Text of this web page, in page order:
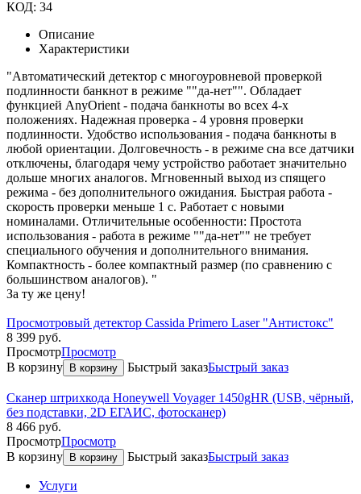
КОД: 34
Описание
Характеристики
"Автоматический детектор с многоуровневой проверкой
подлинности банкнот в режиме ""да-нет"". Обладает
функцией AnyOrient - подача банкноты во всех 4-х
положениях. Надежная проверка - 4 уровня проверки
подлинности. Удобство использования - подача банкноты в
любой ориентации. Долговечность - в режиме сна все датчики
отключены, благодаря чему устройство работает значительно
дольше многих аналогов. Мгновенный выход из спящего
режима - без дополнительного ожидания. Быстрая работа -
скорость проверки меньше 1 с. Работает с новыми
номиналами. Отличительные особенности: Простота
использования - работа в режиме ""да-нет"" не требует
специального обучения и дополнительного внимания.
Компактность - более компактный размер (по сравнению с
большинством аналогов). "
За ту же цену!
Просмотровый детектор Cassida Primero Laser "Антистокс"
8 399 руб.
ПросмотрПросмотр
В корзину
В корзину Быстрый заказБыстрый заказ
Сканер штрихкода Honeywell Voyager 1450gHR (USB, чёрный,
без подставки, 2D ЕГАИС, фотосканер)
8 466 руб.
ПросмотрПросмотр
В корзину
В корзину Быстрый заказБыстрый заказ
Услуги